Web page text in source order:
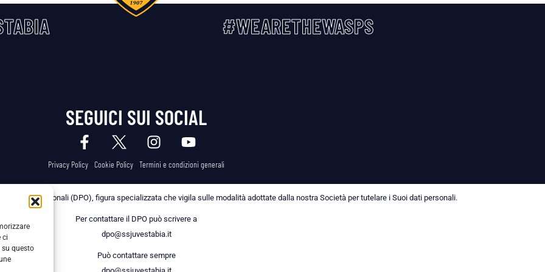
ci
questo
#WEARETHEWASPS
SEGUICI SUI SOCIAL
Privacy Policy Cookie Policy Termini e condizioni generali
dei Dati Personali (DPO), figura specializzata che vigila sulle modalità adottate dalla nostra Società per tutelare i Suoi dati personali.
Per contattare il DPO può scrivere a
dpo@ssjuvestabia.it
Può contattare sempre